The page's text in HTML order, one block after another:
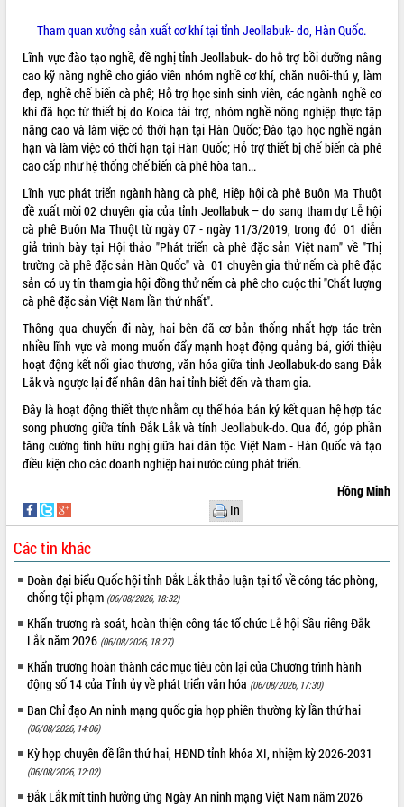
liệu và Bản đồ số
Tập huấn ứng dụng trí tuệ nhân tạo (AI)
trong thương mại điện tử năm 2026
Đoàn đại biểu Quốc hội tỉnh Đắk Lắk
trao đổi thông tin trước Kỳ họp thứ
nhất, Quốc hội khóa XVI
Quyết liệt cải cách hành chính, khơi
thông nguồn lực phát triển
Nâng cao hiệu lực, hiệu quả HĐND
tỉnh thông qua hiện đại hóa hành chính
Xã Ea Phê gắn cải cách hành chính với
chuyển đổi số
Phó Chủ tịch Thường trực UBND tỉnh
Hồ Thị Nguyên Thảo làm việc tại Trung
tâm Phục vụ hành chính công xã Ea
Phê
Xây dựng nền hành chính số đồng
hành cùng nông dân dân, doanh nghiệp
Giai đoạn 2026-2030, Đắk Lắk phấn
đấu có 77% xã đạt chuẩn nông thôn
mới
Chuyển đổi số 'mở đường' cho nông
nghiệp Đắk Lắk tăng trưởng bứt phá
địa chính, hoàn thiện cơ sở dữ liệu đất
đai
Ứng dụng sinh trắc học - Bước tiến
trong hành trình chuyển đổi số tại Đắk
Lắk
Đắk Lắk nâng cao hiệu quả công tác
Đảng từ Sổ tay đảng viên điện tử
Đắk Lắk đẩy mạnh nuôi biển công
nghệ, hướng tới phát triển thủy sản
bền vững
Tập huấn nâng cao năng lực triển khai
chuyển đổi số cho cán bộ, công chức
cấp xã
Đắk Lắk phát động hưởng ứng Ngày
Quyền của người tiêu dùng Việt Nam
2026
Tham quan xưởng sản xuất cơ khí tại tỉnh Jeollabuk- do, Hàn Quốc.
Lĩnh vực đào tạo nghề, đề nghị tỉnh Jeollabuk- do hỗ trợ bồi dưỡng nâng
cao kỹ năng nghề cho giáo viên nhóm nghề cơ khí, chăn nuôi-thú y, làm
đẹp, nghề chế biến cà phê; Hỗ trợ học sinh sinh viên, các ngành nghề cơ
khí đã học từ thiết bị do Koica tài trợ, nhóm nghề nông nghiệp thực tập
nâng cao và làm việc có thời hạn tại Hàn Quốc; Đào tạo học nghề ngắn
hạn và làm việc có thời hạn tại Hàn Quốc; Hỗ trợ thiết bị chế biến cà phê
cao cấp như hệ thống chế biến cà phê hòa tan...
Lĩnh vực phát triển ngành hàng cà phê, Hiệp hội cà phê Buôn Ma Thuột
đề xuất mời 02 chuyên gia của tỉnh Jeollabuk – do sang tham dự Lễ hội
cà phê Buôn Ma Thuột từ ngày 07 - ngày 11/3/2019, trong đó 01 diễn
giả trình bày tại Hội thảo "Phát triển cà phê đặc sản Việt nam" về "Thị
trường cà phê đặc sản Hàn Quốc" và 01 chuyên gia thử nếm cà phê đặc
sản có uy tín tham gia hội đồng thử nếm cà phê cho cuộc thi "Chất lượng
cà phê đặc sản Việt Nam lần thứ nhất".
Thông qua chuyến đi này, hai bên đã cơ bản thống nhất hợp tác trên
nhiều lĩnh vực và mong muốn đẩy mạnh hoạt động quảng bá, giới thiệu
hoạt động kết nối giao thương, văn hóa giữa tỉnh Jeollabuk-do sang Đắk
Lắk và ngược lại để nhân dân hai tỉnh biết đến và tham gia.
Đây là hoạt động thiết thực nhằm cụ thể hóa bản ký kết quan hệ hợp tác
song phương giữa tỉnh Đắk Lắk và tỉnh Jeollabuk-do. Qua đó, góp phần
tăng cường tình hữu nghị giữa hai dân tộc Việt Nam - Hàn Quốc và tạo
điều kiện cho các doanh nghiệp hai nước cùng phát triển.
Hồng Minh
In
Các tin khác
Đoàn đại biểu Quốc hội tỉnh Đắk Lắk thảo luận tại tổ về công tác phòng,
chống tội phạm (06/08/2026, 18:32)
Khẩn trương rà soát, hoàn thiện công tác tổ chức Lễ hội Sầu riêng Đắk
Lắk năm 2026 (06/08/2026, 18:27)
Khẩn trương hoàn thành các mục tiêu còn lại của Chương trình hành
động số 14 của Tỉnh ủy về phát triển văn hóa (06/08/2026, 17:30)
Ban Chỉ đạo An ninh mạng quốc gia họp phiên thường kỳ lần thứ hai
(06/08/2026, 14:06)
Kỳ họp chuyên đề lần thứ hai, HĐND tỉnh khóa XI, nhiệm kỳ 2026-2031
(06/08/2026, 12:02)
Đắk Lắk mít tinh hưởng ứng Ngày An ninh mạng Việt Nam năm 2026